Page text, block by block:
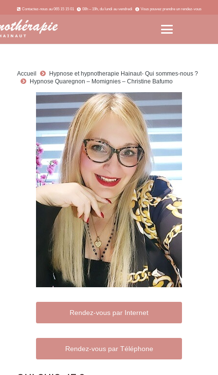
Contactez-nous au 065 15 15 01 08h – 19h, du lundi au vendredi Vous pouvez prendre un rendez-vous
Accueil
Hypnose et hypnotherapie Hainaut- Qui sommes-nous ?
Hypnose Quaregnon – Momignies – Christine Bafumo
Rendez-vous par Internet
Rendez-vous par Téléphone